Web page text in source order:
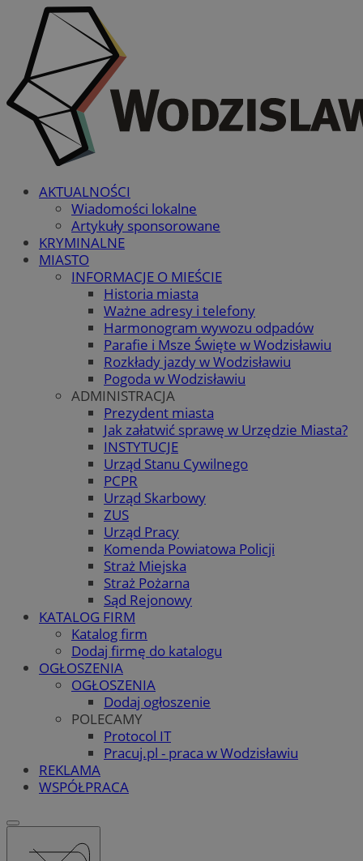
AKTUALNOŚCI
Wiadomości lokalne
Artykuły sponsorowane
KRYMINALNE
MIASTO
INFORMACJE O MIEŚCIE
Historia miasta
Ważne adresy i telefony
Harmonogram wywozu odpadów
Parafie i Msze Święte w Wodzisławiu
Rozkłady jazdy w Wodzisławiu
Pogoda w Wodzisławiu
ADMINISTRACJA
Prezydent miasta
Jak załatwić sprawę w Urzędzie Miasta?
INSTYTUCJE
Urząd Stanu Cywilnego
PCPR
Urząd Skarbowy
ZUS
Urząd Pracy
Komenda Powiatowa Policji
Straż Miejska
Straż Pożarna
Sąd Rejonowy
KATALOG FIRM
Katalog firm
Dodaj firmę do katalogu
OGŁOSZENIA
OGŁOSZENIA
Dodaj ogłoszenie
POLECAMY
Protocol IT
Pracuj.pl - praca w Wodzisławiu
REKLAMA
WSPÓŁPRACA